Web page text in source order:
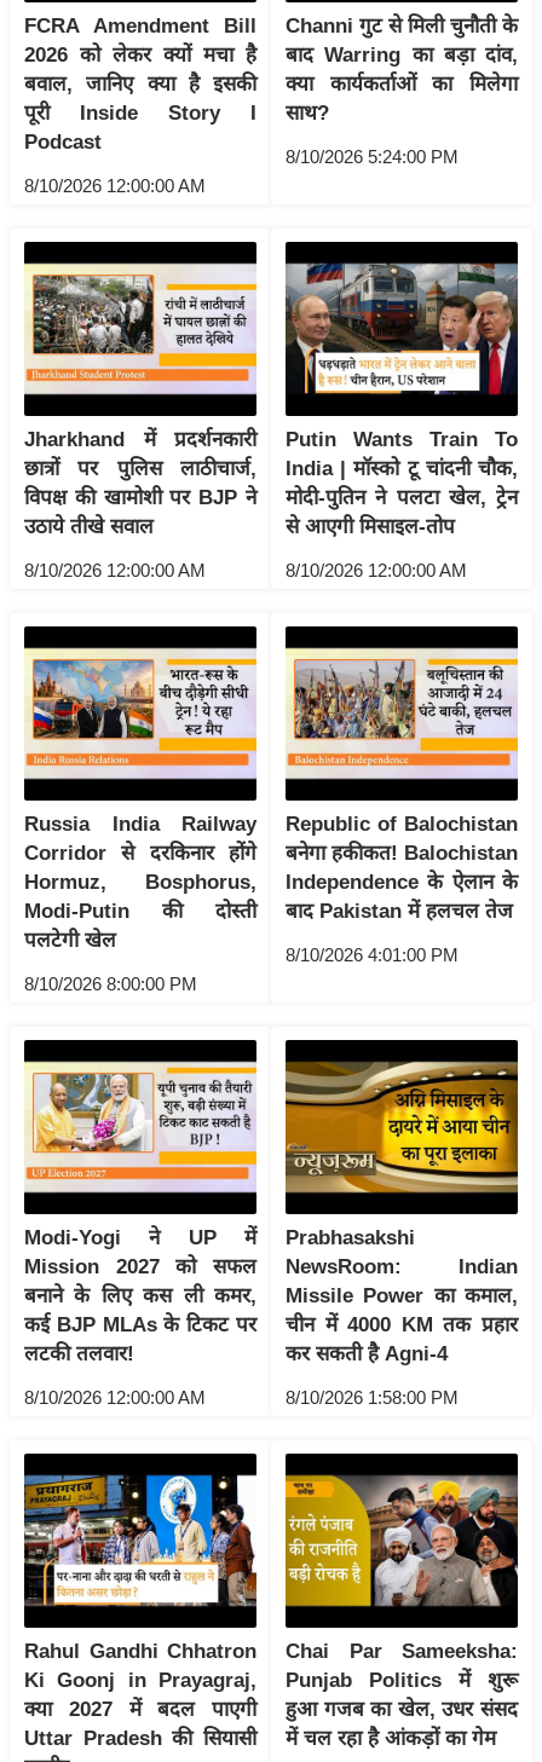
मि
सा
ल
श
ख्सि
य
यं
ग
इं
डि
या
सा
हि
त्य
ज
ग
त
व
र्ल्ड
न्यू
ज
ब्री
फ
म
नो
रं
न
ग
बॉ
ली
वु
ड
हॉ
ली
वु
ड
फि
स
मी
क्षा
B
r
a
k
i
n
FCRA Amendment Bill
2026 को लेकर क्यों मचा है
बवाल, जानिए क्या है इसकी
पूरी Inside Story I
Podcast
8/10/2026 12:00:00 AM
Channi गुट से मिली चुनौती के
बाद Warring का बड़ा दांव,
क्या कार्यकर्ताओं का मिलेगा
साथ?
8/10/2026 5:24:00 PM
Jharkhand में प्रदर्शनकारी
छात्रों पर पुलिस लाठीचार्ज,
विपक्ष की खामोशी पर BJP ने
उठाये तीखे सवाल
8/10/2026 12:00:00 AM
Putin Wants Train To
India | मॉस्को टू चांदनी चौक,
मोदी-पुतिन ने पलटा खेल, ट्रेन
से आएगी मिसाइल-तोप
8/10/2026 12:00:00 AM
Russia India Railway
Corridor से दरकिनार होंगे
Hormuz, Bosphorus,
Modi-Putin की दोस्ती
पलटेगी खेल
8/10/2026 8:00:00 PM
Republic of Balochistan
बनेगा हकीकत! Balochistan
Independence के ऐलान के
बाद Pakistan में हलचल तेज
8/10/2026 4:01:00 PM
Modi-Yogi ने UP में
Mission 2027 को सफल
बनाने के लिए कस ली कमर,
कई BJP MLAs के टिकट पर
लटकी तलवार!
8/10/2026 12:00:00 AM
Prabhasakshi
NewsRoom: Indian
Missile Power का कमाल,
चीन में 4000 KM तक प्रहार
कर सकती है Agni-4
8/10/2026 1:58:00 PM
Rahul Gandhi Chhatron
Ki Goonj in Prayagraj,
क्या 2027 में बदल पाएगी
Uttar Pradesh की सियासी
Chai Par Sameeksha:
Punjab Politics में शुरू
हुआ गजब का खेल, उधर संसद
में चल रहा है आंकड़ों का गेम